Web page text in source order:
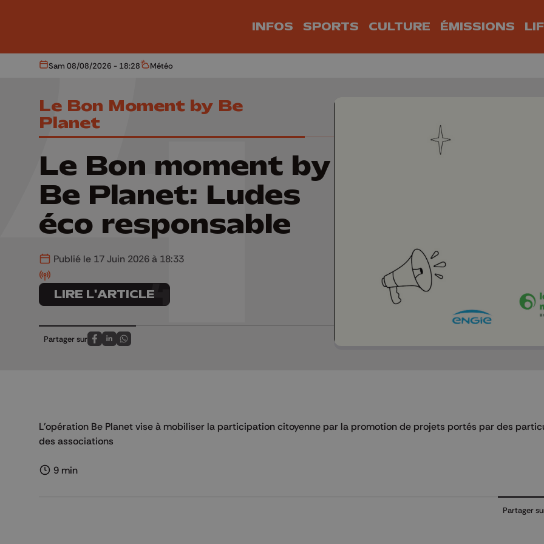
INFOS SPORTS CULTURE ÉMISSIONS
Aujourd'hui
Sam 08/08/2026 - 18:28 Météo
Météo
Le Bon Moment by Be
Planet
Le Bon moment by
Be Planet: Ludes
éco responsable
Publié le 17 Juin 2026 à 18:33
LIRE L'ARTICLE
Partager sur
Partagez sur FaceBook
Partagez sur LinkedIn
Partagez sur Whatsapp
L'opération Be Planet vise à mobiliser la participation citoyenne par la promotion de projets portés par des
des associations
9 min
Partager